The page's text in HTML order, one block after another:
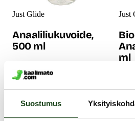
Suostumus
Just Glide
Anaaliliukuvoide,
500 ml
Nyt saat puoli litraa
pumppupullossa! Laadukas ja
Just
ml